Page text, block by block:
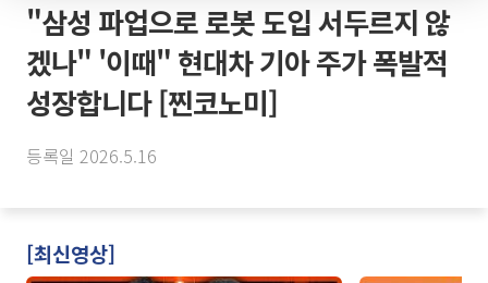
"삼성 파업으로 로봇 도입 서두르지 않
겠나" '이때" 현대차 기아 주가 폭발적
성장합니다 [찐코노미]
등록일 2026.5.16
[최신영상]